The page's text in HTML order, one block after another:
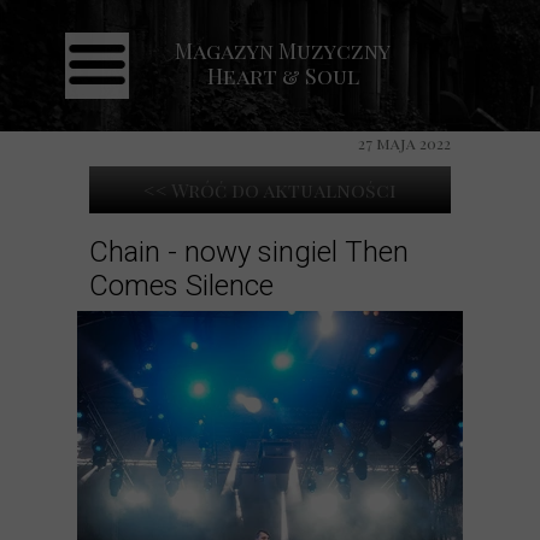
Strona główna
Aktualności
Koncerty
Galeria
Kontakt
Magazyn Muzyczny
Heart & Soul
Chain - nowy singiel Then
Comes Silence
<< Wróć do aktualności
27 maja 2022